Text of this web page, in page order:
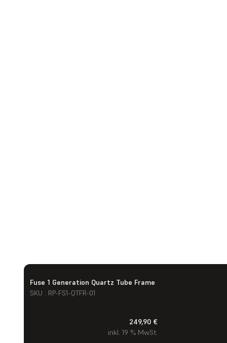
Fuse 1 Generation Quartz Tube Frame
SKU : RP-FS1-QTFR-01
249,90 €
inkl. 19 % MwSt.